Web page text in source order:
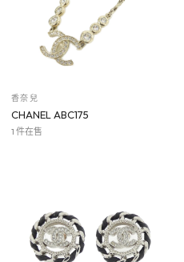
香奈兒
CHANEL ABC175
1 件在售